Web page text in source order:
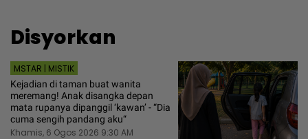
Disyorkan
MSTAR | MISTIK
Kejadian di taman buat wanita
meremang! Anak disangka depan
mata rupanya dipanggil ‘kawan’ - “Dia
cuma sengih pandang aku“
Khamis, 6 Ogos 2026 9:30 AM